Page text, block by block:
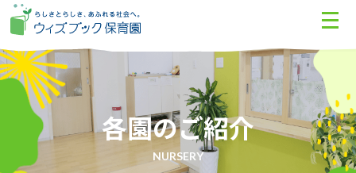
各園のご紹介
NURSERY